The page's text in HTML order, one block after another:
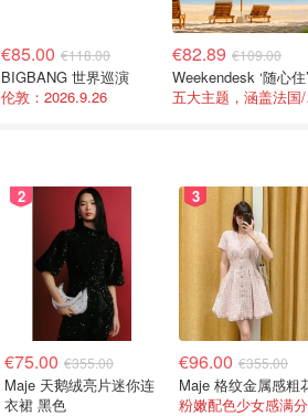
€85.00 €118.00
BIGBANG 世界巡演
伦敦：2026.9.26
€82.89 €109.00
五
2
€75.00 €355.00
Maje 天鹅绒亮片迷你连
衣裙 黑色
3
€96.00 €355.00
粉嫩配色少女感满